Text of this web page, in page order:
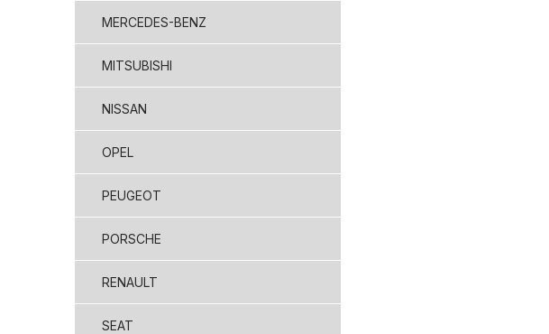
MERCEDES-BENZ
MITSUBISHI
NISSAN
OPEL
PEUGEOT
PORSCHE
RENAULT
SEAT